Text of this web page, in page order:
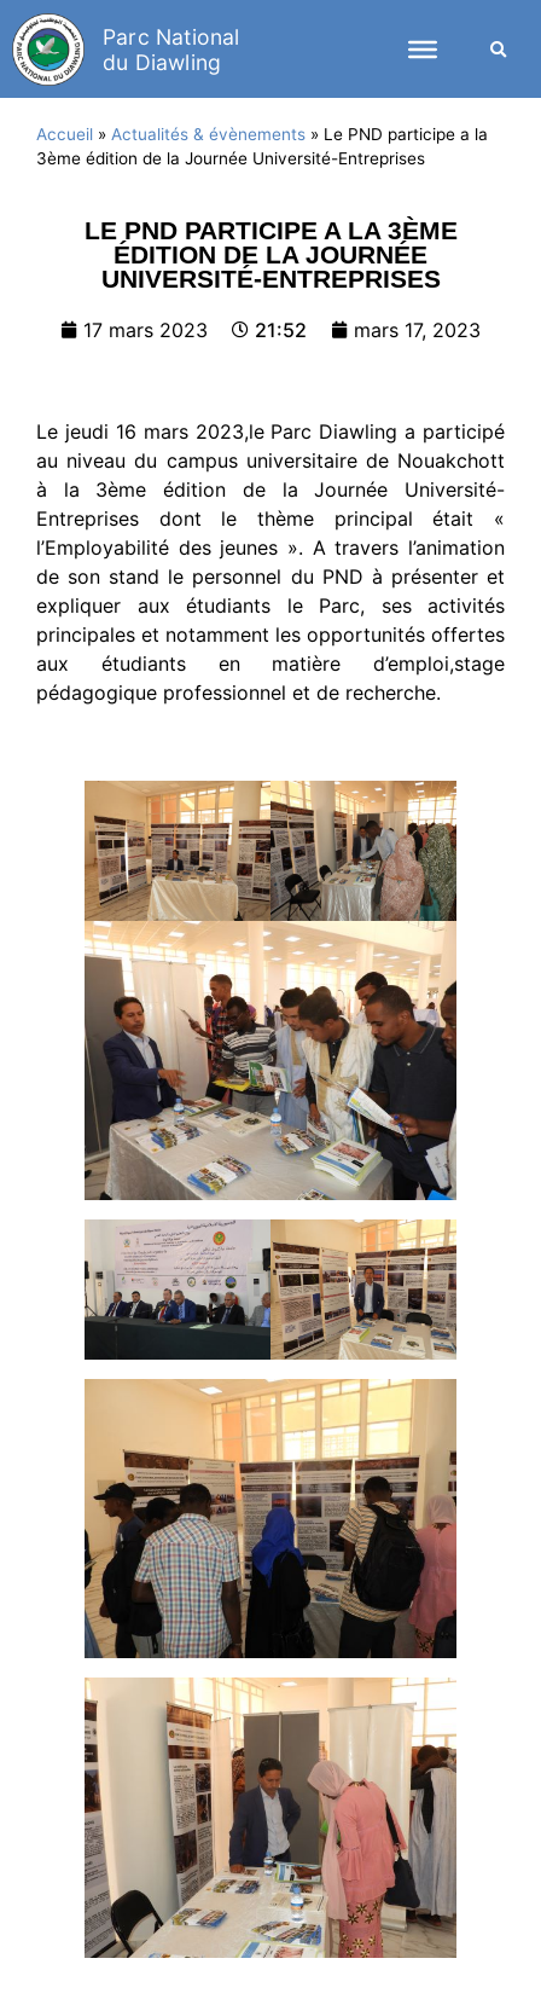
Parc National
du Diawling
Accueil » Actualités & évènements » Le PND participe a la
3ème édition de la Journée Université-Entreprises
LE PND PARTICIPE A LA 3ÈME
ÉDITION DE LA JOURNÉE
UNIVERSITÉ-ENTREPRISES
17 mars 2023 21:52 mars 17, 2023
Le jeudi 16 mars 2023,le Parc Diawling a participé
au niveau du campus universitaire de Nouakchott
à la 3ème édition de la Journée Université-
Entreprises dont le thème principal était «
l’Employabilité des jeunes ». A travers l’animation
de son stand le personnel du PND à présenter et
expliquer aux étudiants le Parc, ses activités
principales et notamment les opportunités offertes
aux étudiants en matière d’emploi,stage
pédagogique professionnel et de recherche.